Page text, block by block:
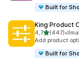
Built for
King Product
4,7/ 5 tähteä
(447)
447 arvostelua
•
Add product
Built for